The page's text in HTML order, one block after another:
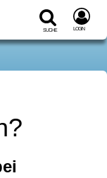
Suche Login